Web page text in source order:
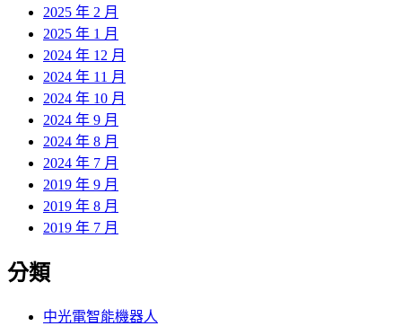
2025 年 2 月
2025 年 1 月
2024 年 12 月
2024 年 11 月
2024 年 10 月
2024 年 9 月
2024 年 8 月
2024 年 7 月
2019 年 9 月
2019 年 8 月
2019 年 7 月
分類
中光電智能機器人